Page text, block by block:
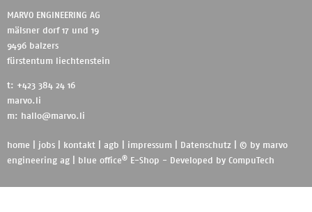
MARVO ENGINEERING AG
mälsner dorf 17 und 19
9496 balzers
fürstentum liechtenstein
t: +423 384 24 16
marvo.li
m:
hallo@marvo.li
home jobs kontakt agb impressum Datenschutz | © by marvo
engineering ag
blue office® E-Shop - Developed by CompuTech